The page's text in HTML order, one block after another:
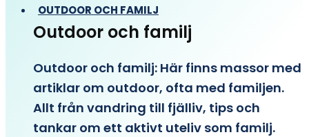
OUTDOOR OCH FAMILJ
Outdoor och familj
Outdoor och familj: Här finns massor med
artiklar om outdoor, ofta med familjen.
Allt från vandring till fjälliv, tips och
tankar om ett aktivt uteliv som familj.